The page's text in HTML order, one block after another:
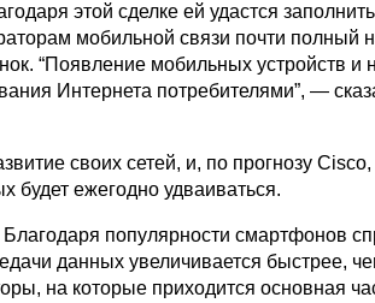
этой сделке ей удастся
мобильной связи почти полный
“Появление мобильных устройств и
Интернета потребителями”, —
своих сетей, и, по прогнозу
будет ежегодно удваиваться.
популярности смартфонов
данных увеличивается быстрее,
на которые приходится основная